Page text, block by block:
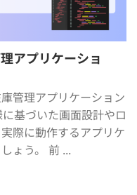
アプリケーショ
管理アプリケーション
基づいた画面設計やロ
際に動作するアプリケ
ょう。 前 ...